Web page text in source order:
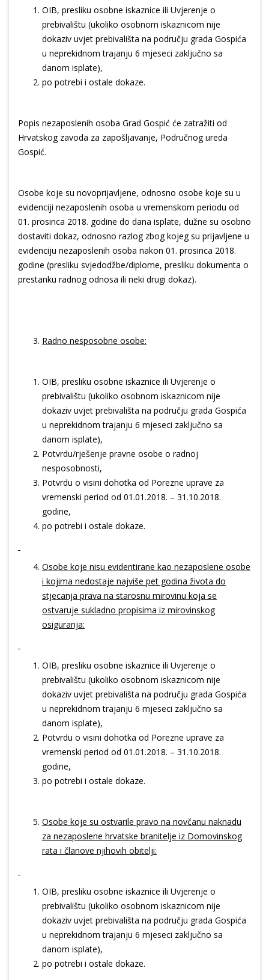
OIB, presliku osobne iskaznice ili Uvjerenje o
prebivalištu (ukoliko osobnom iskaznicom nije
dokaziv uvjet prebivališta na području grada Gospića
u neprekidnom trajanju 6 mjeseci zaključno sa
danom isplate),
po potrebi i ostale dokaze.
Popis nezaposlenih osoba Grad Gospić će zatražiti od
Hrvatskog zavoda za zapošljavanje, Područnog ureda
Gospić.
Osobe koje su novoprijavljene, odnosno osobe koje su u
evidenciji nezaposlenih osoba u vremenskom periodu od
01. prosinca 2018. godine do dana isplate, dužne su osobno
dostaviti dokaz, odnosno razlog zbog kojeg su prijavljene u
evidenciju nezaposlenih osoba nakon 01. prosinca 2018.
godine (presliku svjedodžbe/diplome, presliku dokumenta o
prestanku radnog odnosa ili neki drugi dokaz).
Radno nesposobne osobe:
OIB, presliku osobne iskaznice ili Uvjerenje o
prebivalištu (ukoliko osobnom iskaznicom nije
dokaziv uvjet prebivališta na području grada Gospića
u neprekidnom trajanju 6 mjeseci zaključno sa
danom isplate),
Potvrdu/rješenje pravne osobe o radnoj
nesposobnosti,
Potvrdu o visini dohotka od Porezne uprave za
vremenski period od 01.01.2018. – 31.10.2018.
godine,
po potrebi i ostale dokaze.
Osobe koje nisu evidentirane kao nezaposlene osobe
i kojima nedostaje najviše pet godina života do
stjecanja prava na starosnu mirovinu koja se
ostvaruje sukladno propisima iz mirovinskog
osiguranja:
OIB, presliku osobne iskaznice ili Uvjerenje o
prebivalištu (ukoliko osobnom iskaznicom nije
dokaziv uvjet prebivališta na području grada Gospića
u neprekidnom trajanju 6 mjeseci zaključno sa
danom isplate),
Potvrdu o visini dohotka od Porezne uprave za
vremenski period od 01.01.2018. – 31.10.2018.
godine,
po potrebi i ostale dokaze.
Osobe koje su ostvarile pravo na novčanu naknadu
za nezaposlene hrvatske branitelje iz Domovinskog
rata i članove njihovih obitelji:
OIB, presliku osobne iskaznice ili Uvjerenje o
prebivalištu (ukoliko osobnom iskaznicom nije
dokaziv uvjet prebivališta na području grada Gospića
u neprekidnom trajanju 6 mjeseci zaključno sa
danom isplate),
po potrebi i ostale dokaze.